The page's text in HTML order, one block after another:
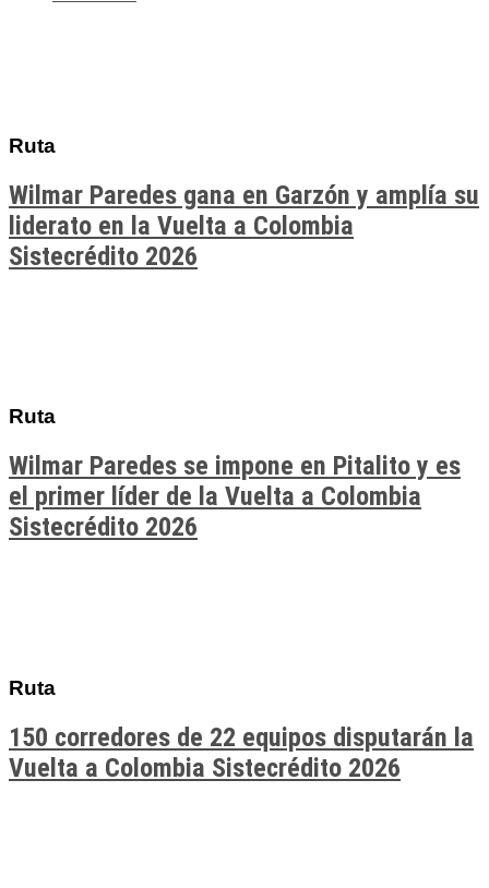
Ruta
Wilmar Paredes gana en Garzón y amplía su
liderato en la Vuelta a Colombia
Sistecrédito 2026
Ruta
Wilmar Paredes se impone en Pitalito y es
el primer líder de la Vuelta a Colombia
Sistecrédito 2026
Ruta
150 corredores de 22 equipos disputarán la
Vuelta a Colombia Sistecrédito 2026